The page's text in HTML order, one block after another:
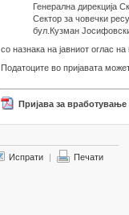
Генерална дирекција
Сектор за човечки
бул.Кузман
со назнака на јавниот оглас
Податоците во пријавата
Пријава за
Испрати | Печати